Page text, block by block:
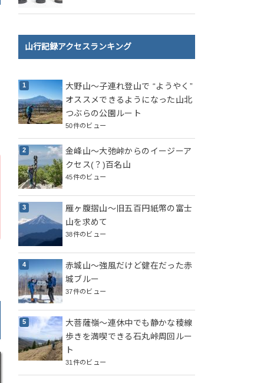
山行記録アクセスランキング
大野山～子連れ登山で “ようやく”
オススメできるようになった山北
つぶらの公園ルート
50件のビュー
金峰山～大弛峠からのイージーア
クセス(？)百名山
45件のビュー
雁ヶ腹摺山～旧五百円紙幣の富士
山を求めて
38件のビュー
赤城山～強風だけど健在だった赤
城ブルー
37件のビュー
大菩薩嶺～連休中でも静かな稜線
歩きを満喫できる石丸峠周回ルー
ト
31件のビュー